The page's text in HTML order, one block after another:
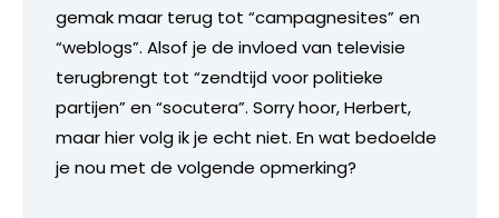
gemak maar terug tot “campagnesites” en
“weblogs”. Alsof je de invloed van televisie
terugbrengt tot “zendtijd voor politieke
partijen” en “socutera”. Sorry hoor, Herbert,
maar hier volg ik je echt niet. En wat bedoelde
je nou met de volgende opmerking?